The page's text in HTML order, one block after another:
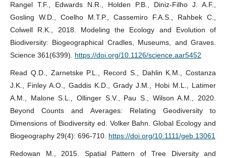
Rangel T.F., Edwards N.R., Holden P.B., Diniz-Filho J. A.F.,
Gosling W.D., Coelho M.T.P., Cassemiro F.A.S., Rahbek C.,
Colwell R.K., 2018. Modeling the Ecology and Evolution of
Biodiversity: Biogeographical Cradles, Museums, and Graves.
Science 361(6399). https://doi.org/10.1126/science.aar5452
Read Q.D., Zarnetske P.L., Record S., Dahlin K.M., Costanza
J.K., Finley A.O., Gaddis K.D., Grady J.M., Hobi M.L., Latimer
A.M., Malone S.L., Ollinger S.V., Pau S., Wilson A.M., 2020.
Beyond Counts and Averages: Relating Geodiversity to
Dimensions of Biodiversity ed. Volker Bahn. Global Ecology and
Biogeography 29(4): 696-710. https://doi.org/10.1111/geb.13061
Redowan M., 2015. Spatial Pattern of Tree Diversity and